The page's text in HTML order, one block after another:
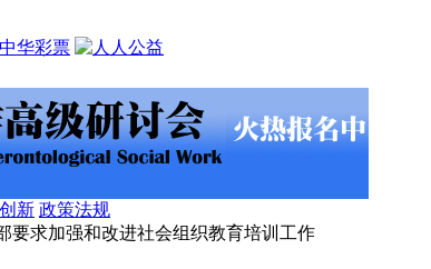
新 政策法规
要求加强和改进社会组织教育培训工作